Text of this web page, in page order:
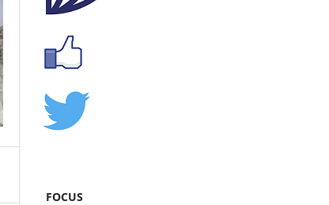
FOCUS